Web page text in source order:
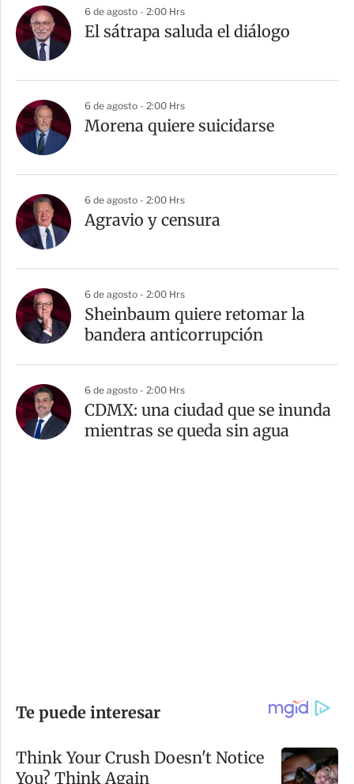
6 de agosto - 2:00 Hrs
El sátrapa saluda el diálogo
6 de agosto - 2:00 Hrs
Morena quiere suicidarse
6 de agosto - 2:00 Hrs
Agravio y censura
6 de agosto - 2:00 Hrs
Sheinbaum quiere retomar la
bandera anticorrupción
6 de agosto - 2:00 Hrs
CDMX: una ciudad que se inunda
mientras se queda sin agua